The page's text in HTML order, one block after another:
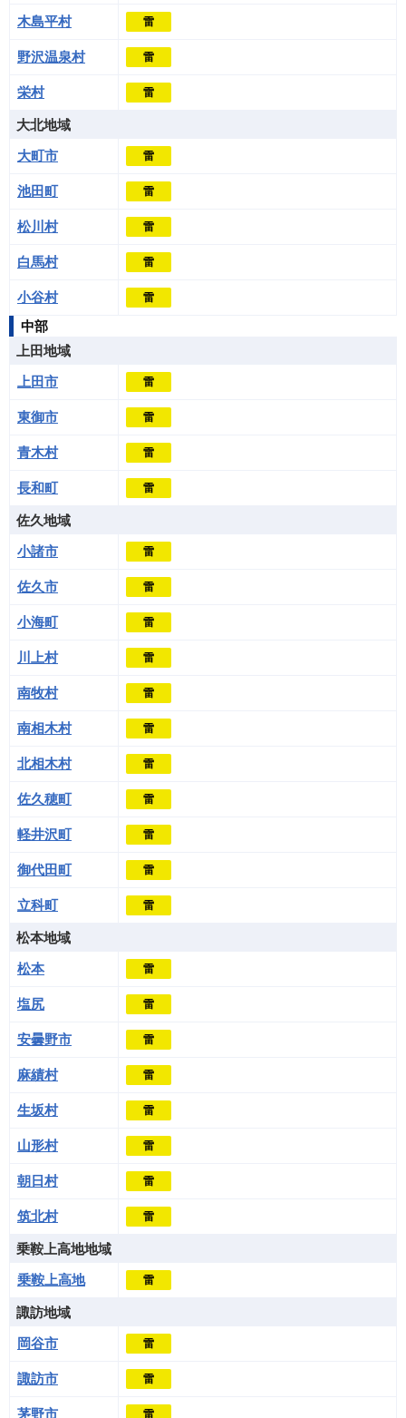
木島平村 雷
野沢温泉村 雷
栄村 雷
大北地域
大町市
雷
池田町 雷
松川村 雷
白馬村 雷
小谷村 雷
中部
上田地域
上田市
雷
東御市 雷
青木村 雷
長和町 雷
佐久地域
小諸市
雷
佐久市 雷
小海町 雷
川上村 雷
南牧村 雷
南相木村 雷
北相木村 雷
佐久穂町 雷
軽井沢町 雷
御代田町 雷
立科町 雷
松本地域
松本
雷
塩尻 雷
安曇野市 雷
麻績村 雷
生坂村 雷
山形村 雷
朝日村 雷
筑北村 雷
乗鞍上高地地域
乗鞍上高地
雷
諏訪地域
岡谷市
雷
諏訪市 雷
茅野市 雷